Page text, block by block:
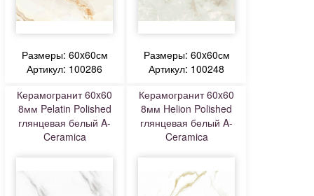
Размеры: 60x60см
Артикул: 100286
Размеры: 60x60см
Артикул: 100248
Керамогранит 60x60
8мм Pelatin Polished
глянцевая белый A-
Ceramica
Керамогранит 60x60
8мм Helion Polished
глянцевая белый A-
Ceramica